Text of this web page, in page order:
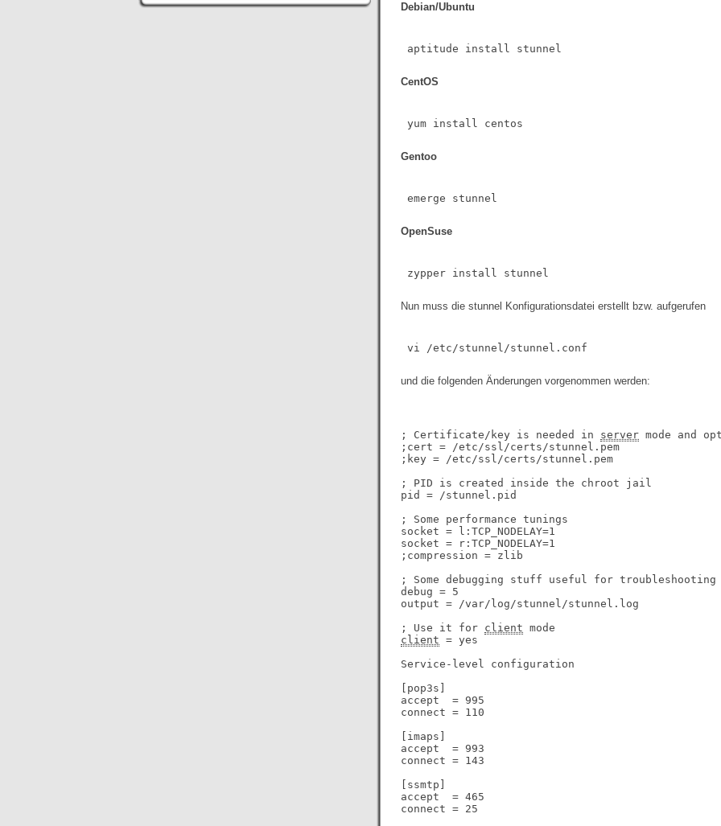
Debian/Ubuntu
CentOS
Gentoo
OpenSuse
Nun muss die stunnel Konfigurationsdatei erstellt bzw. aufgerufen
und die folgenden Änderungen vorgenommen werden:
; Certificate/key is needed in server mode and
;cert = /etc/ssl/certs/stunnel.pem
;key = /etc/ssl/certs/stunnel.pem
; PID is created inside the chroot jail
pid = /stunnel.pid
; Some performance tunings
socket = l:TCP_NODELAY=1
socket = r:TCP_NODELAY=1
;compression = zlib
; Some debugging stuff useful for troubleshooting
debug = 5
output = /var/log/stunnel/stunnel.log
; Use it for client
client = yes
Service-level configuration
[pop3s]
accept  = 995
connect = 110
[imaps]
accept  = 993
connect = 143
[ssmtp]
accept  = 465
connect = 25